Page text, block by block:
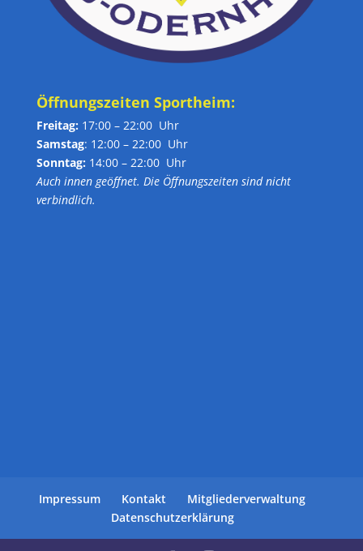
Öffnungszeiten Sportheim:
Freitag: 17:00 – 22:00 Uhr
Samstag: 12:00 – 22:00 Uhr
Sonntag: 14:00 – 22:00 Uhr
Auch innen geöffnet. Die Öffnungszeiten sind nicht
verbindlich.
Impressum Kontakt
Mitgliederverwaltung
Datenschutzerklärung